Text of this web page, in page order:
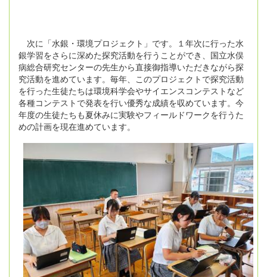
次に「水銀・環境プロジェクト」です。１年次に行った水
銀学習をさらに深めた探究活動を行うことができ、国立水俣
病総合研究センターの先生から直接御指導いただきながら探
究活動を進めています。毎年、このプロジェクトで探究活動
を行った生徒たちは環境科学会やサイエンスコンテストなど
各種コンテストで発表を行い優秀な成績を収めています。今
年度の生徒たちも夏休みに実験やフィールドワークを行うた
めの計画を現在進めています。